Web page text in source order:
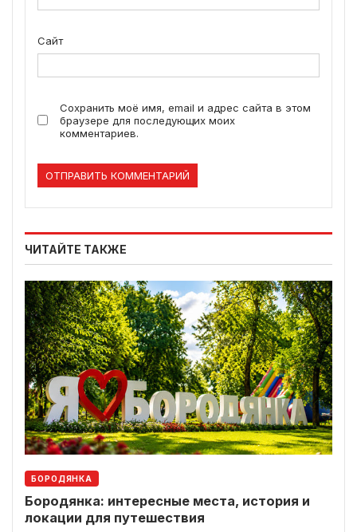
Сайт
Сохранить моё имя, email и адрес сайта в этом
браузере для последующих моих
комментариев.
ЧИТАЙТЕ ТАКЖЕ
БОРОДЯНКА
Бородянка: интересные места, история и
локации для путешествия